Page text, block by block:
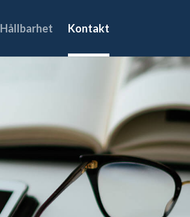
Hållbarhet Kontakt